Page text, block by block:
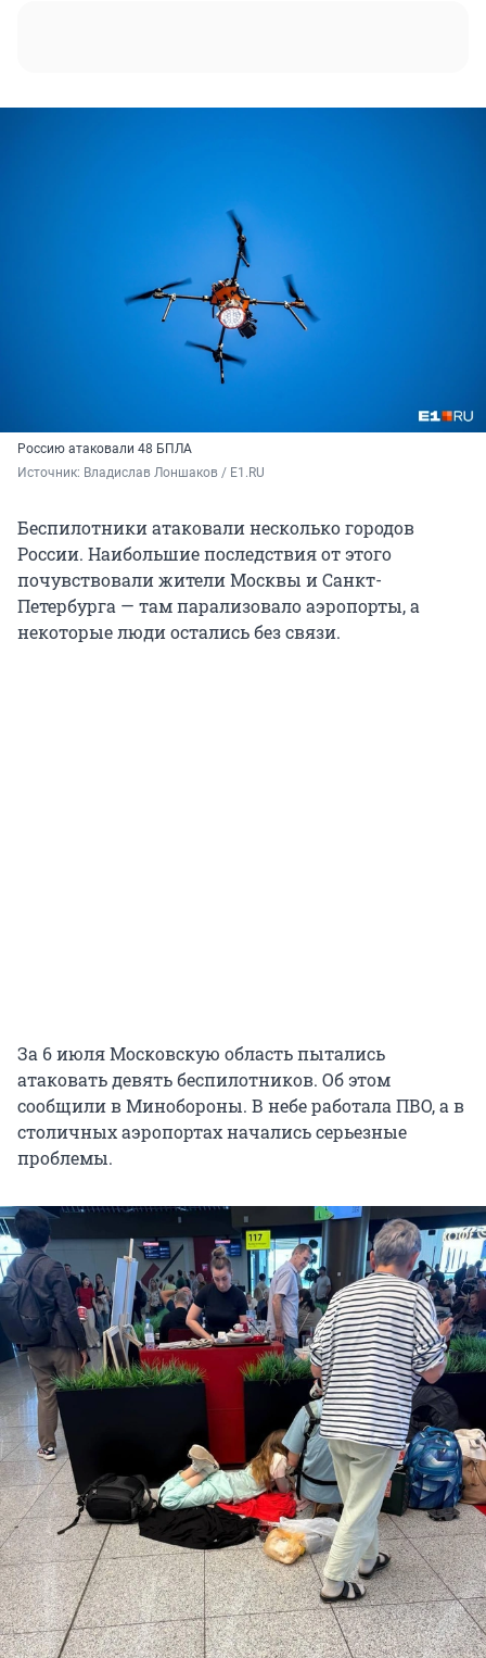
Россию атаковали 48 БПЛА
Источник: Владислав Лоншаков / E1.RU
Беспилотники атаковали несколько городов
России. Наибольшие последствия от этого
почувствовали жители Москвы и Санкт-
Петербурга — там парализовало аэропорты, а
некоторые люди остались без связи.
За 6 июля Московскую область пытались
атаковать девять беспилотников. Об этом
сообщили в Минобороны. В небе работала ПВО, а в
столичных аэропортах начались серьезные
проблемы.